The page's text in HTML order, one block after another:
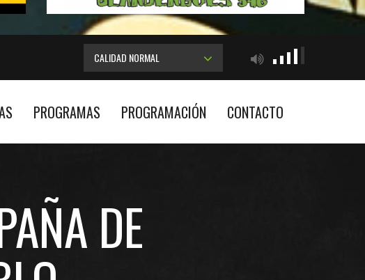
CALIDAD NORMAL
PROGRAMAS PROGRAMACIÓN CONTACTO
DE